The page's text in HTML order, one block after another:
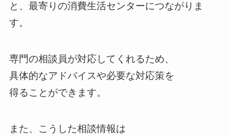
と、最寄りの消費生活センターにつながりま
す。
専門の相談員が対応してくれるため、
具体的なアドバイスや必要な対応策を
得ることができます。
また、こうした相談情報は